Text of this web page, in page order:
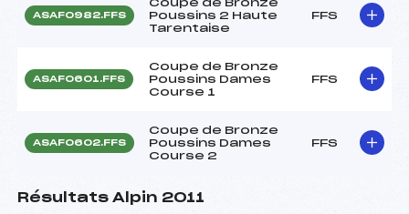
ASAF0982.FFS
Coupe de Bronze
Poussins 2 Haute
Tarentaise
FFS
ASAF0601.FFS
Coupe de Bronze
Poussins Dames
Course 1
FFS
ASAF0602.FFS
Coupe de Bronze
Poussins Dames
Course 2
FFS
Résultats Alpin 2011